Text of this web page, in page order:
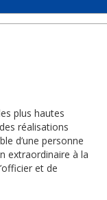
plus hautes
réalisations
d’une personne
extraordinaire à la
et de